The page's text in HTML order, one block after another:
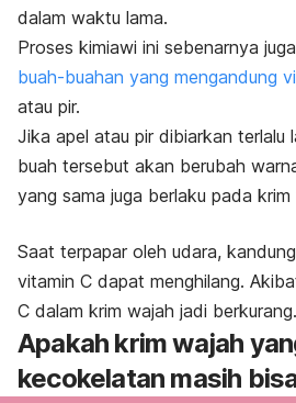
dalam waktu lama.
Proses kimiawi ini sebenarnya
buah-buahan yang mengandung
atau pir.
Jika apel atau pir dibiarkan terlalu
buah tersebut akan berubah
yang sama juga berlaku pada krim
Saat terpapar oleh udara,
vitamin C dapat menghilang.
C dalam krim wajah jadi berkurang.
Apakah krim wajah
kecokelatan masih